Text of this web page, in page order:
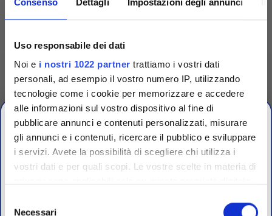
Uso responsabile dei dati
Noi e i nostri 1022 partner trattiamo i vostri dati
personali, ad esempio il vostro numero IP, utilizzando
tecnologie come i cookie per memorizzare e accedere
alle informazioni sul vostro dispositivo al fine di
pubblicare annunci e contenuti personalizzati, misurare
gli annunci e i contenuti, ricercare il pubblico e sviluppare
i servizi. Avete la possibilità di scegliere chi utilizza i
vostri dati e per quali scopi. Le vostre scelte in materia di
modificare o revocare il proprio consenso in qualsiasi
Necessari
Competenza
Fornitori specializzati per laboratori conto terzi e
controllo qualità industriale
CHIUSURA